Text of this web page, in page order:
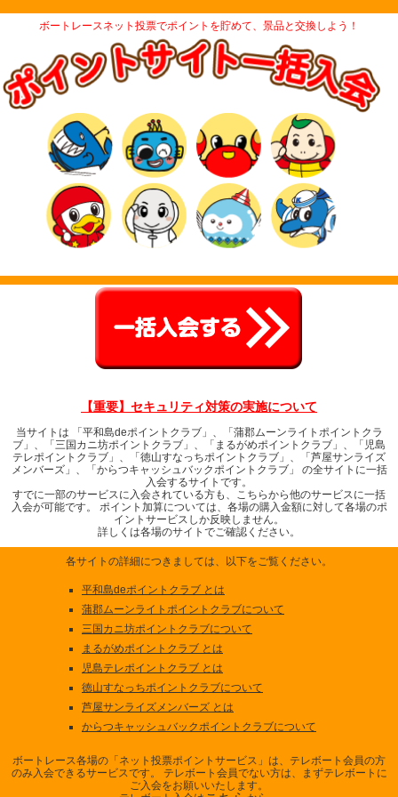
ボートレースネット投票でポイントを貯めて、景品と交換しよう！
【重要】セキュリティ対策の実施について
当サイトは 「平和島deポイントクラブ」、「蒲郡ムーンライトポイントクラ
ブ」、「三国カニ坊ポイントクラブ」、「まるがめポイントクラブ」、「児島
テレポイントクラブ」、「徳山すなっちポイントクラブ」、「芦屋サンライズ
メンバーズ」、「からつキャッシュバックポイントクラブ」 の全サイトに一括
入会するサイトです。
すでに一部のサービスに入会されている方も、こちらから他のサービスに一括
入会が可能です。 ポイント加算については、各場の購入金額に対して各場のポ
イントサービスしか反映しません。
詳しくは各場のサイトでご確認ください。
各サイトの詳細につきましては、以下をご覧ください。
平和島deポイントクラブ とは
蒲郡ムーンライトポイントクラブについて
三国カニ坊ポイントクラブについて
まるがめポイントクラブ とは
児島テレポイントクラブ とは
徳山すなっちポイントクラブについて
芦屋サンライズメンバーズ とは
からつキャッシュバックポイントクラブについて
ボートレース各場の「ネット投票ポイントサービス」は、テレボート会員の方
のみ入会できるサービスです。 テレボート会員でない方は、まずテレボートに
ご入会をお願いいたします。